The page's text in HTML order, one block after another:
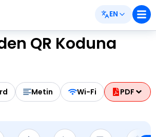
EN
QR Koduna
Metin Wi-Fi PDF